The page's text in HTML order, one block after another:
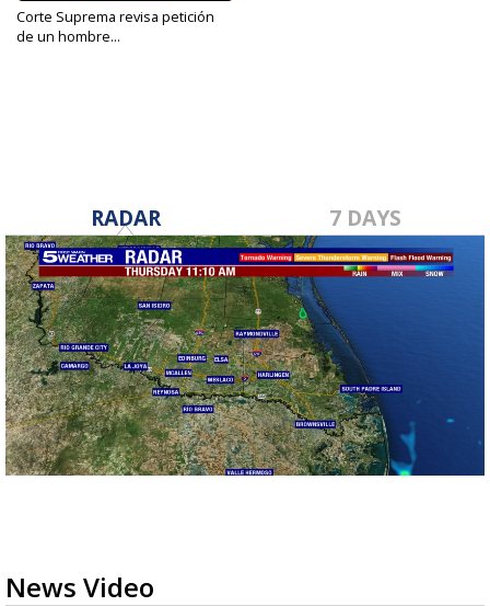
Corte Suprema revisa petición
de un hombre...
RADAR 7 DAYS
News Video